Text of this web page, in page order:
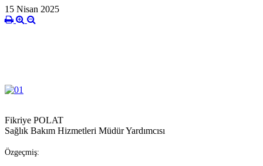
15 Nisan 2025
Fikriye POLAT
Sağlık Bakım Hizmetleri Müdür Yardımcısı
Özgeçmiş: